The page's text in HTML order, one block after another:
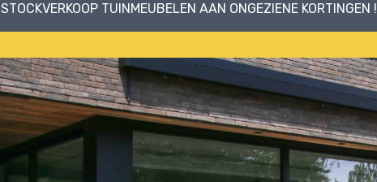
STOCKVERKOOP TUINMEUBELEN AAN ONGEZIENE KORTINGEN !